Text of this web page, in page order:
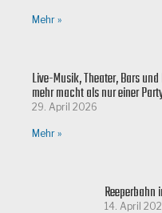
Mehr »
Live-Musik, Theater, Bars
mehr macht als nur einer
29. April 2026
Mehr »
Reeperbahn
14. April